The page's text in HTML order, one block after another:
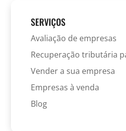
SERVIÇOS
Avaliação de empresas
Recuperação tributária
Vender a sua empresa
Empresas à venda
Blog